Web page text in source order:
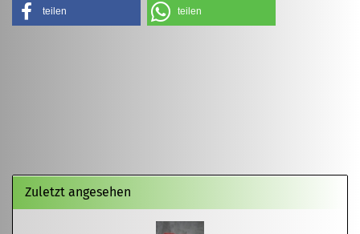
teilen teilen
Zuletzt angesehen